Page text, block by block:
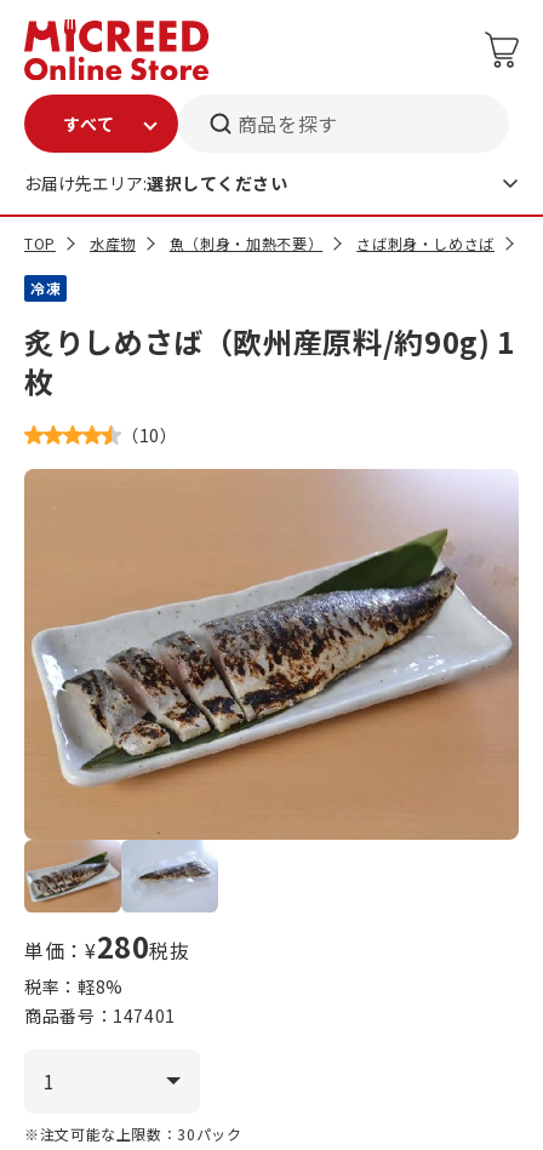
商品を探す
お届け先エリア:選択してください
TOP 水産物 魚（刺身・加熱不要） さば刺身・しめさば
冷凍
炙りしめさば（欧州産原料/約90g) 1
枚
（10）
単価：¥280税抜
税率：軽8%
商品番号： 147401
※注文可能な上限数：30パック